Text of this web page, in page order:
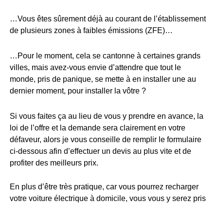
…Vous êtes sûrement déjà au courant de l’établissement
de plusieurs zones à faibles émissions (ZFE)…
…Pour le moment, cela se cantonne à certaines grands
villes, mais avez-vous envie d’attendre que tout le
monde, pris de panique, se mette à en installer une au
dernier moment, pour installer la vôtre ?
Si vous faites ça au lieu de vous y prendre en avance, la
loi de l’offre et la demande sera clairement en votre
défaveur, alors je vous conseille de remplir le formulaire
ci-dessous afin d’effectuer un devis au plus vite et de
profiter des meilleurs prix.
En plus d’être très pratique, car vous pourrez recharger
votre voiture électrique à domicile, vous vous y serez pris